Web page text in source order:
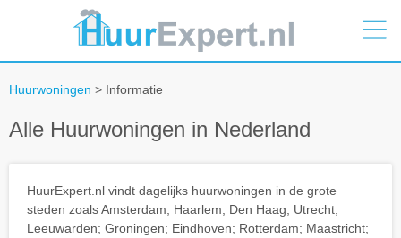
Huurwoningen > Informatie
Alle Huurwoningen in Nederland
HuurExpert.nl vindt dagelijks huurwoningen in de grote
steden zoals Amsterdam; Haarlem; Den Haag; Utrecht;
Leeuwarden; Groningen; Eindhoven; Rotterdam; Maastricht;